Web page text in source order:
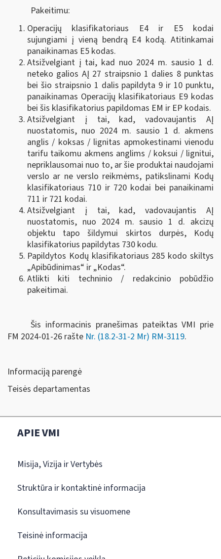
Pakeitimu:
Operacijų klasifikatoriaus E4 ir E5 kodai
sujungiami į vieną bendrą E4 kodą. Atitinkamai
panaikinamas E5 kodas.
Atsižvelgiant į tai, kad nuo 2024 m. sausio 1 d.
neteko galios AĮ 27 straipsnio 1 dalies 8 punktas
bei šio straipsnio 1 dalis papildyta 9 ir 10 punktu,
panaikinamas Operacijų klasifikatoriaus E9 kodas
bei šis klasifikatorius papildomas EM ir EP kodais.
Atsižvelgiant į tai, kad, vadovaujantis AĮ
nuostatomis, nuo 2024 m. sausio 1 d. akmens
anglis / koksas / lignitas apmokestinami vienodu
tarifu taikomu akmens anglims / koksui / lignitui,
nepriklausomai nuo to, ar šie produktai naudojami
verslo ar ne verslo reikmėms, patikslinami Kodų
klasifikatoriaus 710 ir 720 kodai bei panaikinami
711 ir 721 kodai.
Atsižvelgiant į tai, kad, vadovaujantis AĮ
nuostatomis, nuo 2024 m. sausio 1 d. akcizų
objektu tapo šildymui skirtos durpės, Kodų
klasifikatorius papildytas 730 kodu.
Papildytos Kodų klasifikatoriaus 285 kodo skiltys
„Apibūdinimas“ ir „Kodas“.
Atlikti kiti techninio / redakcinio pobūdžio
pakeitimai.
Šis informacinis pranešimas pateiktas VMI prie
FM 2024-01-26 rašte Nr. (18.2-31-2 Mr) RM-3119.
Informaciją parengė
Teisės departamentas
APIE VMI
Misija, Vizija ir Vertybės
Struktūra ir kontaktinė informacija
Konsultavimasis su visuomene
Teisinė informacija